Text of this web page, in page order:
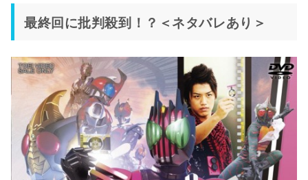
最終回に批判殺到！？＜ネタバレあり＞